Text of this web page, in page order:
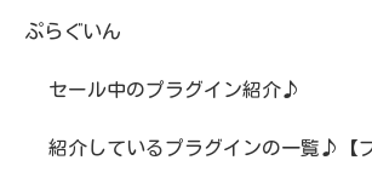
ぷらぐいん
セール中のプラグイン紹介♪
紹介しているプラグインの一覧♪【